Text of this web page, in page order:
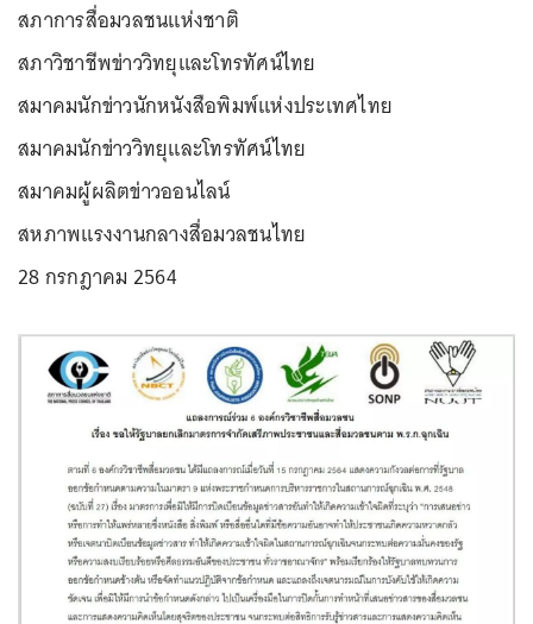
สภาการสื่อมวลชนแห่งชาติ
สภาวิชาชีพข่าววิทยุและโทรทัศน์ไทย
สมาคมนักข่าวนักหนังสือพิมพ์แห่งประเทศไทย
สมาคมนักข่าววิทยุและโทรทัศน์ไทย
สมาคมผู้ผลิตข่าวออนไลน์
สหภาพแรงงานกลางสื่อมวลชนไทย
28 กรกฎาคม 2564